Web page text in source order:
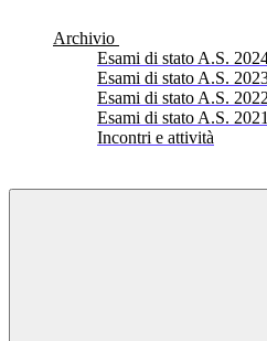
Archivio
Esami di stato A.S.
Esami di stato A.S.
Esami di stato A.S.
Esami di stato A.S.
Incontri e attività